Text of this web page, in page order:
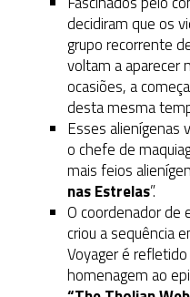
decidiram que os
grupo recorrente
voltam a aparecer
ocasiões, a
desta mesma
Esses alienígenas
o chefe de
mais feios
nas Estrelas”.
O coordenador de
criou a sequência
Voyager é
homenagem ao